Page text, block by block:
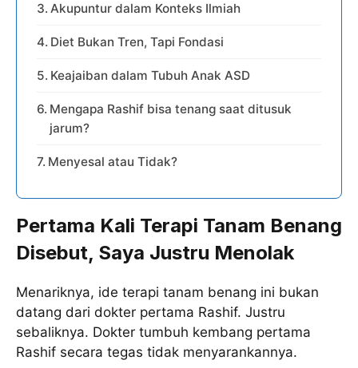
Akupuntur dalam Konteks Ilmiah
Diet Bukan Tren, Tapi Fondasi
Keajaiban dalam Tubuh Anak ASD
Mengapa Rashif bisa tenang saat ditusuk
jarum?
Menyesal atau Tidak?
Pertama Kali Terapi Tanam Benang
Disebut, Saya Justru Menolak
Menariknya, ide terapi tanam benang ini bukan
datang dari dokter pertama Rashif. Justru
sebaliknya. Dokter tumbuh kembang pertama
Rashif secara tegas tidak menyarankannya.